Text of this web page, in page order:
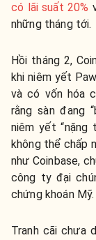
có lãi suất 20%
những tháng tới.
Hồi tháng 2,
khi niêm yết
và có vốn hóa
rằng sàn đang
niêm yết “nặng
không thể chấp
như Coinbase,
công ty đại
chứng khoán Mỹ.
Tranh cãi chưa